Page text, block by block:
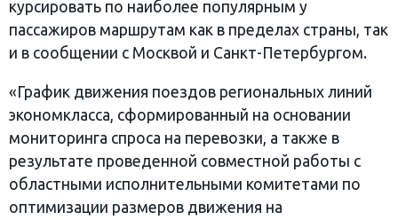
курсировать по наиболее популярным у
пассажиров маршрутам как в пределах страны, так
и в сообщении с Москвой и Санкт-Петербургом.
«График движения поездов региональных линий
экономкласса, сформированный на основании
мониторинга спроса на перевозки, а также в
результате проведенной совместной работы с
областными исполнительными комитетами по
оптимизации размеров движения на